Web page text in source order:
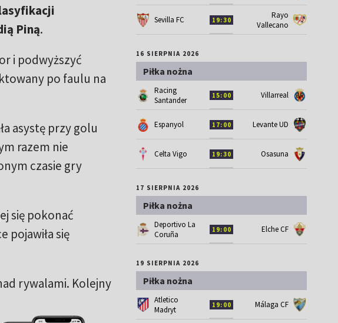
Piną.
i podwyższyć
po faulu na
asystę przy golu
razem nie
czasie gry
się pokonać
pojawiła się
rywalami. Kolejny
Sevilla FC 19:30
Rayo
Vallecano
16 SIERPNIA 2026
Piłka nożna
Racing
Santander
15:00 Villarreal
Espanyol 17:00 Levante UD
Celta Vigo 19:30 Osasuna
17 SIERPNIA 2026
Piłka nożna
Deportivo La
Coruña
19:00 Elche CF
19 SIERPNIA 2026
Piłka nożna
Atletico
Madryt
19:00 Málaga CF